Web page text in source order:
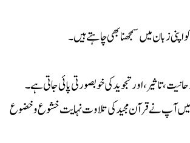
زبان میں سمجھنا بھی چاہتے ہیں۔
تاثیر، اور تجوید کی خوبصورتی پائی جاتی ہے۔
میں آپ نے قرآن مجید کی تلاوت نہایت خشوع و خضوع